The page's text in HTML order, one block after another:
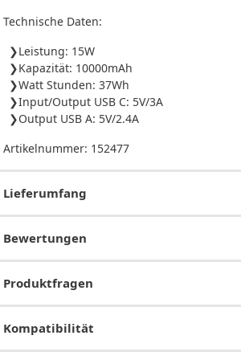
Technische Daten:
Leistung: 15W
Kapazität: 10000mAh
Watt Stunden: 37Wh
Input/Output USB C: 5V/3A
Output USB A: 5V/2.4A
Artikelnummer: 152477
Lieferumfang
Bewertungen
Produktfragen
Kompatibilität